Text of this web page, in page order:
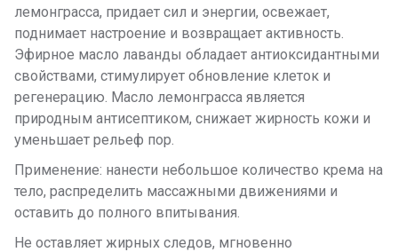
лемонграсса, придает сил и энергии, освежает,
поднимает настроение и возвращает активность.
Эфирное масло лаванды обладает антиоксидантными
свойствами, стимулирует обновление клеток и
регенерацию. Масло лемонграсса является
природным антисептиком, снижает жирность кожи и
уменьшает рельеф пор.
Применение: нанести небольшое количество крема на
тело, распределить массажными движениями и
оставить до полного впитывания.
Не оставляет жирных следов, мгновенно